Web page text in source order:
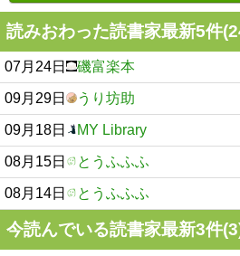
読みおわった読書家最新5件
07月24日 磯富楽本
09月29日 うり坊助
09月18日 MY Library
08月15日 とうふふふ
08月14日 とうふふふ
今読んでいる読書家最新3件